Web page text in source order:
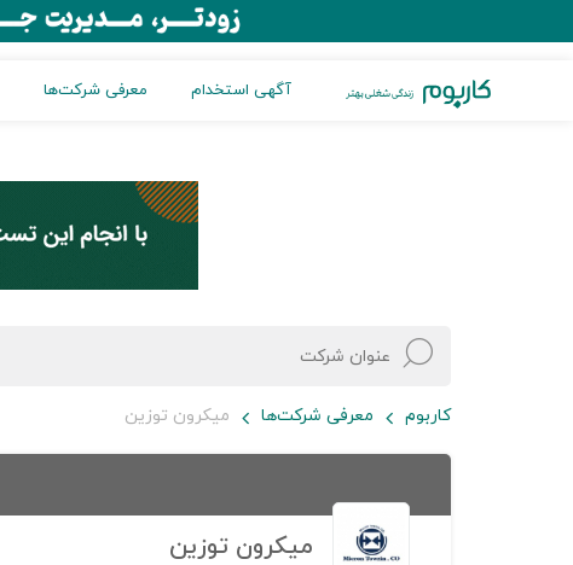
آگهی استخدام معرفی شرکت‌ها
کاربوم معرفی شرکت‌ها میکرون توزین
میکرون توزین